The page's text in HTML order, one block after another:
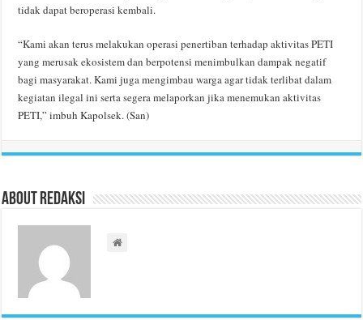
tidak dapat beroperasi kembali.
“Kami akan terus melakukan operasi penertiban terhadap aktivitas PETI
yang merusak ekosistem dan berpotensi menimbulkan dampak negatif
bagi masyarakat. Kami juga mengimbau warga agar tidak terlibat dalam
kegiatan ilegal ini serta segera melaporkan jika menemukan aktivitas
PETI,” imbuh Kapolsek. (San)
About Redaksi